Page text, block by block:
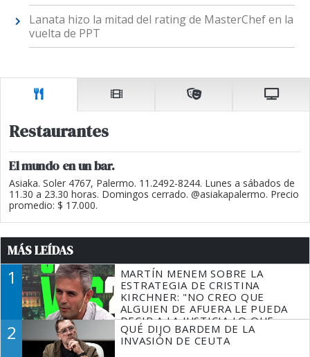
Lanata hizo la mitad del rating de MasterChef en la
vuelta de PPT
Restaurantes
El mundo en un bar.
Asiaka. Soler 4767, Palermo. 11.2492-8244. Lunes a sábados de
11.30 a 23.30 horas. Domingos cerrado. @asiakapalermo. Precio
promedio: $ 17.000.
MÁS LEÍDAS
1
MARTÍN MENEM SOBRE LA
ESTRATEGIA DE CRISTINA
KIRCHNER: "NO CREO QUE
ALGUIEN DE AFUERA LE PUEDA
DECIR A LA JUSTICIA LO QUE
TIENE QUE HACER"
2
QUÉ DIJO BARDEM DE LA
INVASIÓN DE CEUTA